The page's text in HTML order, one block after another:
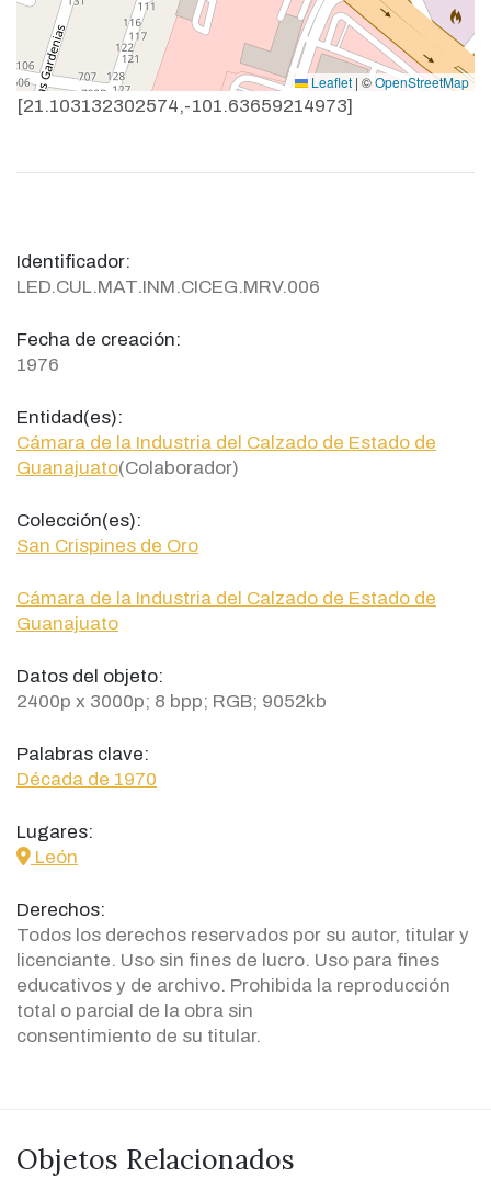
Leaflet | ©OpenStreetMap
[21.103132302574,-101.63659214973]
Identificador:
LED.CUL.MAT.INM.CICEG.MRV.006
Fecha de creación:
1976
Entidad(es):
Cámara de la Industria del Calzado de Estado de
Guanajuato(Colaborador)
Colección(es):
San Crispines de Oro
Cámara de la Industria del Calzado de Estado de
Guanajuato
Datos del objeto:
2400p x 3000p; 8 bpp; RGB; 9052kb
Palabras clave:
Década de 1970
Lugares:
icon
León
Derechos:
Todos los derechos reservados por su autor, titular y
licenciante. Uso sin fines de lucro. Uso para fines
educativos y de archivo. Prohibida la reproducción
total o parcial de la obra sin
consentimiento de su titular.
Objetos Relacionados